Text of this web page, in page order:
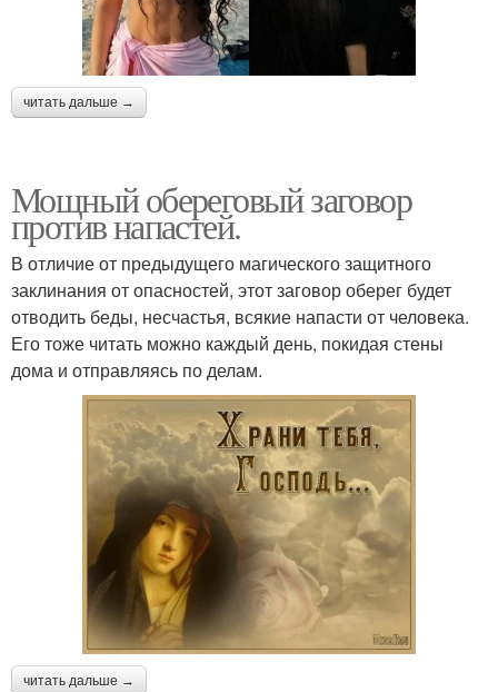
читать дальше →
Мощный обереговый заговор
против напастей.
В отличие от предыдущего магического защитного
заклинания от опасностей, этот заговор оберег будет
отводить беды, несчастья, всякие напасти от человека.
Его тоже читать можно каждый день, покидая стены
дома и отправляясь по делам.
читать дальше →